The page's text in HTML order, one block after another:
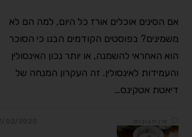
אם הסינים אוכלים אורז כל היום, למה הם לא
משמינים? בפוסטים הקודמים הבנו כי הסוכר
הוא האחראי להשמנה, או יותר נכון האינסולין
והעמידות לאינסולין. זה העקרון המנחה של
דיאטת אטקינס…